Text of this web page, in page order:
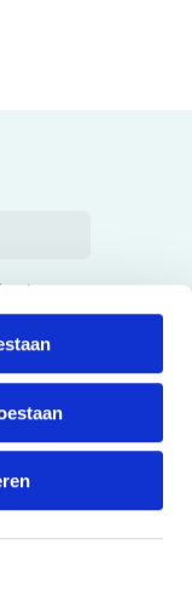
met onze